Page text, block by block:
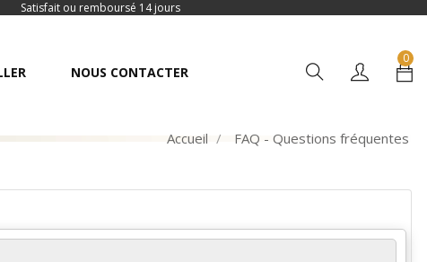
Satisfait ou remboursé 14 jours
NOUS CONTACTER
0
Accueil FAQ - Questions fréquentes